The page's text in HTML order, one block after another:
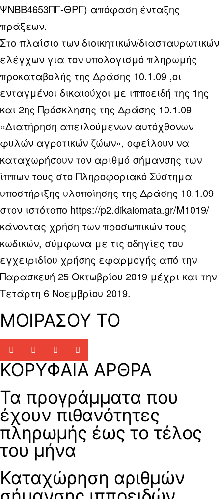
ΨΝΒΒ4653ΠΓ-ΘΡΓ) απόφαση ένταξης
πράξεων.
Στο πλαίσιο των διοικητικών/διασταυρωτικών
ελέγχων για τον υπολογισμό πληρωμής
προκαταβολής της Δράσης 10.1.09 ,οι
ενταγμένοι δικαιούχοι με ιπποειδή της 1ης
και 2ης Πρόσκλησης της Δράσης 10.1.09
«Διατήρηση απειλούμενων αυτόχθονων
φυλών αγροτικών ζώων», οφείλουν να
καταχωρήσουν τον αριθμό σήμανσης των
ίππων τους στο Πληροφοριακό Σύστημα
υποστήριξης υλοποίησης της Δράσης 10.1.09
στον ιστότοπο https://p2.dikaiomata.gr/M1019/
κάνοντας χρήση των προσωπικών τους
κωδικών, σύμφωνα με τις οδηγίες του
εγχειριδίου χρήσης εφαρμογής από την
Παρασκευή 25 Οκτωβρίου 2019 μέχρι και την
Τετάρτη 6 Νοεμβρίου 2019.
ΜΟΙΡΑΣΟΥ ΤΟ
ΚΟΡΥΦΑΙΑ ΑΡΘΡΑ
Τα προγράμματα που
έχουν πιθανότητες
πληρωμής έως το τέλος
του μήνα
Καταχώρηση αριθμών